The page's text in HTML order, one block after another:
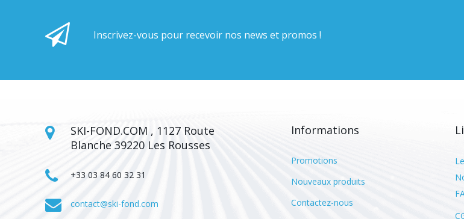
Inscrivez-vous pour recevoir nos news et promos !
SKI-FOND.COM , 1127 Route
Blanche 39220 Les Rousses
+33 03 84 60 32 31
contact@ski-fond.com
Informations
Promotions
Nouveaux produits
Contactez-nous